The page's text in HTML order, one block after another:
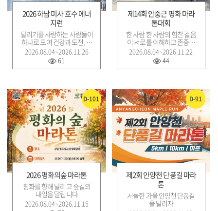
2026 하남 미사 호수 에너
지런
달리기를 사랑하는 사람들이
하나로 모여 건강과 도전, 그
리고 연대의 가치를 함께 나
누는 뜻깊은 자리
2026.08.04~2026.11.26
61
제14회 안중근 평화 마라
톤대회
한 사람 한 사람의 힘찬 걸음
이 서로를 이해하고 존중하
는 평화의 길이 되기를 바랍
니다.
2026.08.04~2026.11.22
44
D-101
2026 평화의숲 마라톤
평화를 향해 달리고 숲길의
내일을 달립니다
2026.08.04~2026.11.15
D-91
​​​​​​​제2회 안양천 단풍길 마라
톤
서늘한 가을 안양천 단풍길
을 달리자